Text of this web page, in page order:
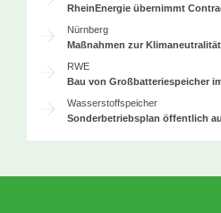
RheinEnergie übernimmt
Nürnberg
Maßnahmen zur
RWE
Bau von Großbatteriespeicher
Wasserstoffspeicher
Sonderbetriebsplan öffentlich